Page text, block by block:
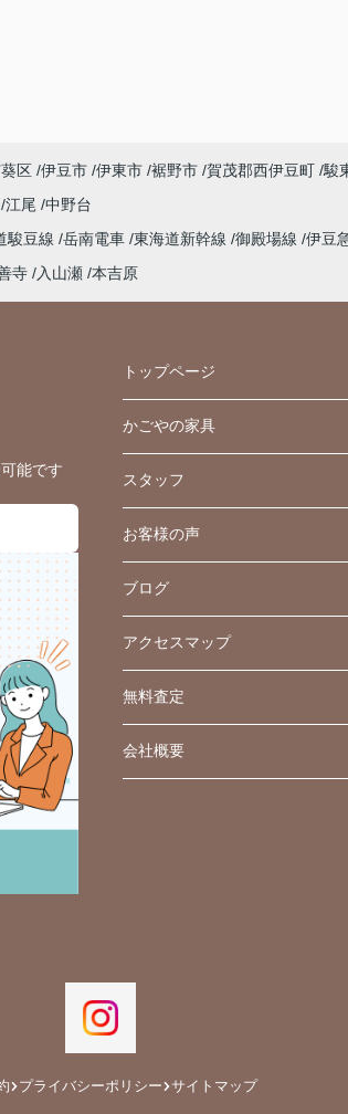
区 伊豆市 伊東市 裾野市 賀茂郡西伊豆町 駿
江尾 中野台
駿豆線 岳南電車 東海道新幹線 御殿場線 伊豆
寺 入山瀬 本吉原
能です
トップページ
かごやの家具
スタッフ
お客様の声
ブログ
アクセスマップ
無料査定
会社概要
プライバシーポリシー サイトマップ